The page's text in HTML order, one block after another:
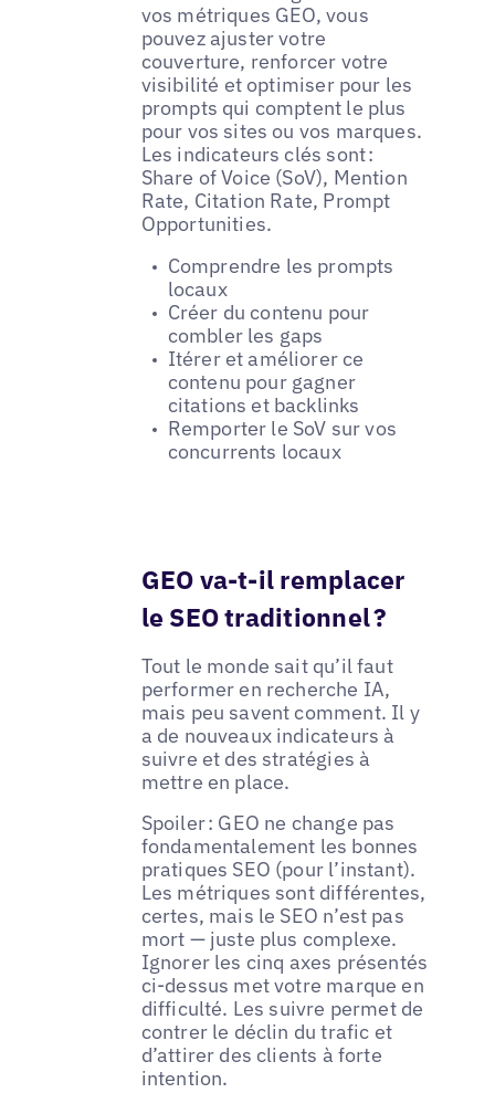
vos métriques GEO, vous
pouvez ajuster votre
couverture, renforcer votre
visibilité et optimiser pour les
prompts qui comptent le plus
pour vos sites ou vos marques.
Les indicateurs clés sont :
Share of Voice (SoV), Mention
Rate, Citation Rate, Prompt
Opportunities.
Comprendre les prompts
locaux
Créer du contenu pour
combler les gaps
Itérer et améliorer ce
contenu pour gagner
citations et backlinks
Remporter le SoV sur vos
concurrents locaux
GEO va-t-il remplacer
le SEO traditionnel ?
Tout le monde sait qu’il faut
performer en recherche IA,
mais peu savent comment. Il y
a de nouveaux indicateurs à
suivre et des stratégies à
mettre en place.
Spoiler : GEO ne change pas
fondamentalement les bonnes
pratiques SEO (pour l’instant).
Les métriques sont différentes,
certes, mais le SEO n’est pas
mort — juste plus complexe.
Ignorer les cinq axes présentés
ci-dessus met votre marque en
difficulté. Les suivre permet de
contrer le déclin du trafic et
d’attirer des clients à forte
intention.